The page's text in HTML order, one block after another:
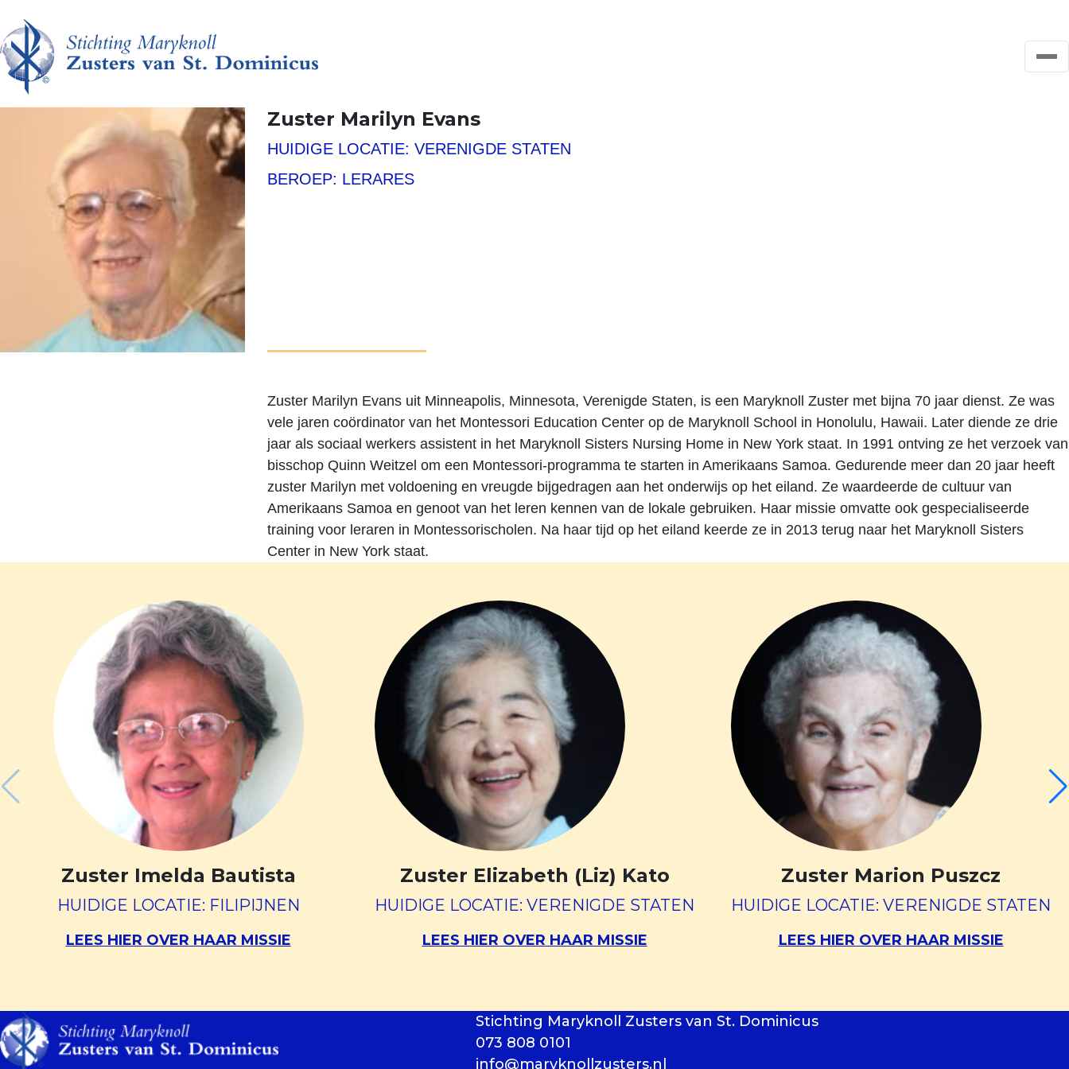
NIEUWS
Zuster Marilyn Evans
HUIDIGE LOCATIE: VERENIGDE STATEN
BEROEP: LERARES
Zuster Marilyn Evans uit Minneapolis, Minnesota, Verenigde Staten, is een Maryknoll Zuster met bijna 70 jaar dienst. Ze was
vele jaren coördinator van het Montessori Education Center op de Maryknoll School in Honolulu, Hawaii. Later diende ze drie
jaar als sociaal werkers assistent in het Maryknoll Sisters Nursing Home in New York staat. In 1991 ontving ze het verzoek van
bisschop Quinn Weitzel om een Montessori-programma te starten in Amerikaans Samoa. Gedurende meer dan 20 jaar heeft
zuster Marilyn met voldoening en vreugde bijgedragen aan het onderwijs op het eiland. Ze waardeerde de cultuur van
Amerikaans Samoa en genoot van het leren kennen van de lokale gebruiken. Haar missie omvatte ook gespecialiseerde
training voor leraren in Montessorischolen. Na haar tijd op het eiland keerde ze in 2013 terug naar het Maryknoll Sisters
Center in New York staat.
Zuster Imelda Bautista
HUIDIGE LOCATIE: FILIPIJNEN
LEES HIER OVER HAAR MISSIE
Zuster Elizabeth (Liz) Kato
HUIDIGE LOCATIE: VERENIGDE STATEN
LEES HIER OVER HAAR MISSIE
Zuster Marion Puszcz
HUIDIGE LOCATIE: VERENIGDE STATEN
LEES HIER OVER HAAR MISSIE
Stichting Maryknoll Zusters van St. Dominicus
073 808 0101
info@maryknollzusters.nl